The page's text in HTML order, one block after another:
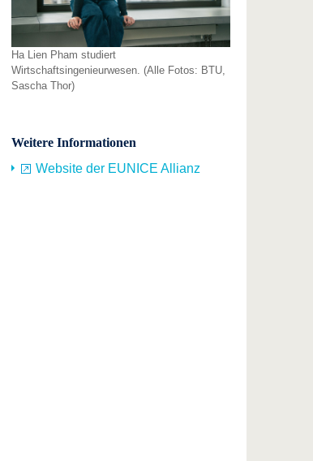
Ha Lien Pham studiert
Wirtschaftsingenieurwesen. (Alle Fotos: BTU,
Sascha Thor)
Weitere Informationen
Website der EUNICE Allianz